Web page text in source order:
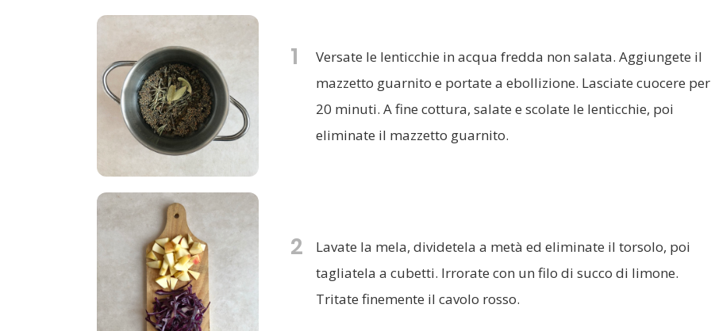
1
Versate le lenticchie in acqua fredda non salata. Aggiungete il
mazzetto guarnito e portate a ebollizione. Lasciate cuocere per
20 minuti. A fine cottura, salate e scolate le lenticchie, poi
eliminate il mazzetto guarnito.
2
Lavate la mela, dividetela a metà ed eliminate il torsolo, poi
tagliatela a cubetti. Irrorate con un filo di succo di limone.
Tritate finemente il cavolo rosso.